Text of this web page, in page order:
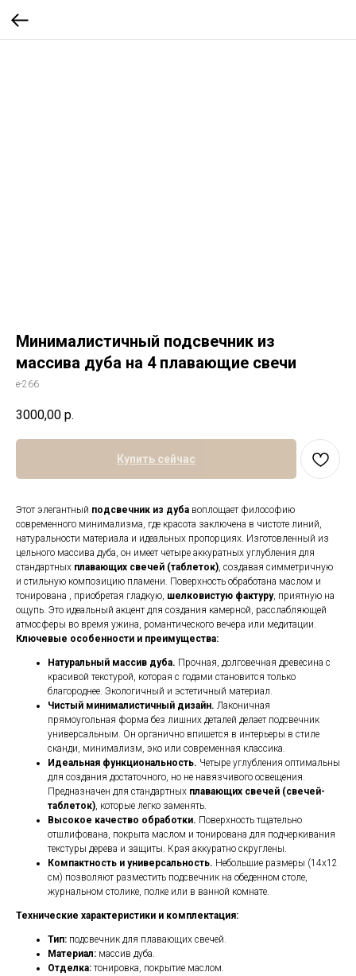
Минималистичный подсвечник из
массива дуба на 4 плавающие свечи
е-266
3000,00 р.
Купить сейчас
Этот элегантный подсвечник из дуба воплощает философию
современного минимализма, где красота заключена в чистоте линий,
натуральности материала и идеальных пропорциях. Изготовленный из
цельного массива дуба, он имеет четыре аккуратных углубления для
стандартных плавающих свечей (таблеток), создавая симметричную
и стильную композицию пламени. Поверхность обработана маслом и
тонирована , приобретая гладкую, шелковистую фактуру, приятную на
ощупь. Это идеальный акцент для создания камерной, расслабляющей
атмосферы во время ужина, романтического вечера или медитации.
Ключевые особенности и преимущества:
Натуральный массив дуба. Прочная, долговечная древесина с
красивой текстурой, которая с годами становится только
благороднее. Экологичный и эстетичный материал.
Чистый минималистичный дизайн. Лаконичная
прямоугольная форма без лишних деталей делает подсвечник
универсальным. Он органично впишется в интерьеры в стиле
сканди, минимализм, эко или современная классика.
Идеальная функциональность. Четыре углубления оптимальны
для создания достаточного, но не навязчивого освещения.
Предназначен для стандартных плавающих свечей (свечей-
таблеток), которые легко заменять.
Высокое качество обработки. Поверхность тщательно
отшлифована, покрыта маслом и тонирована для подчеркивания
текстуры дерева и защиты. Края аккуратно скруглены.
Компактность и универсальность. Небольшие размеры (14x12
см) позволяют разместить подсвечник на обеденном столе,
журнальном столике, полке или в ванной комнате.
Технические характеристики и комплектация:
Тип: подсвечник для плавающих свечей.
Материал: массив дуба.
Отделка: тонировка, покрытие маслом.